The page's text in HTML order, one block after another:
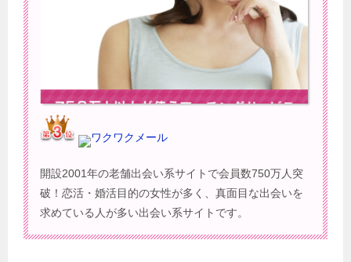
ワクワクメール
開設2001年の老舗出会い系サイトで会員数750万人突
破！恋活・婚活目的の女性が多く、真面目な出会いを
求めている人が多い出会い系サイトです。